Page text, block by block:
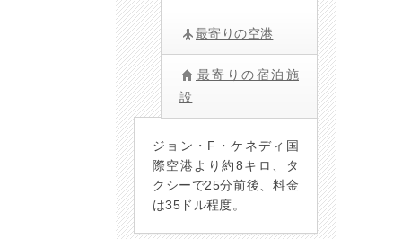
最寄りの空港
最寄りの宿泊施
設
ジョン・F・ケネディ国
際空港より約8キロ、タ
クシーで25分前後、料金
は35ドル程度。